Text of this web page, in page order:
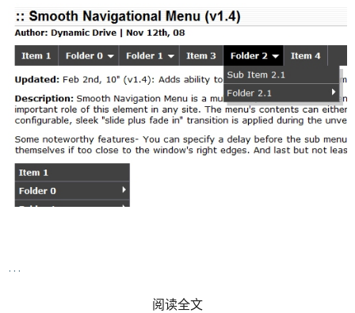
…
阅读全文READ MORE